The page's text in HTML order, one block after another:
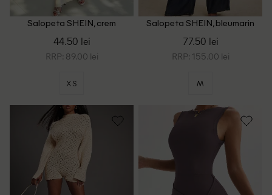
Salopeta SHEIN, crem
44.50 lei
RRP: 89.00 lei
XS
Salopeta SHEIN, bleumarin
77.50 lei
RRP: 155.00 lei
M